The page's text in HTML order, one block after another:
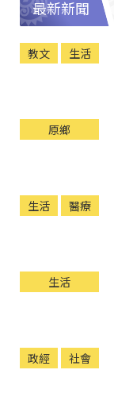
最新新聞
教文 生活
原鄉
生活 醫療
生活
政經 社會